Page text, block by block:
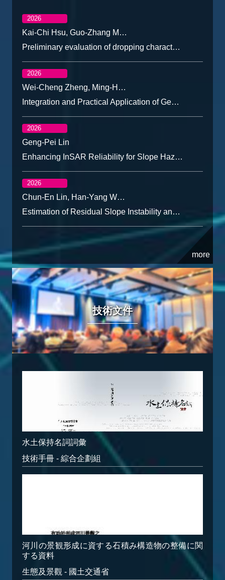
2026
Kai-Chi Hsu, Guo-Zhang M. Song, Shin-Hwei Lin
Preliminary evaluation of dropping characteristics and revegetation performance of vegetation pellets combined with geomats
2026
Wei-Cheng Zheng, Ming-Hsun Ko, Kuo-Wei Chen, Chen-Yu Chen
Integration and Practical Application of Geospatial Intelligence via BigGIS in Disaster Response Centers
2026
Geng-Pei Lin
Enhancing InSAR Reliability for Slope Hazard Management with Landslide Sensitivity Index
2026
Chun-En Lin, Han-Yang Wu, Ching-Fan Lee, Chen-Yu Chen, Kuo-Wei Chen
Estimation of Residual Slope Instability and Associated Unstable Sediment Transport Impacts
技術文件
水土保持名詞詞彙
技術手冊 - 綜合企劃組
河川の景観形成に資する石積み構造物の整備に関
する資料
生態及景觀 - 國土交通省